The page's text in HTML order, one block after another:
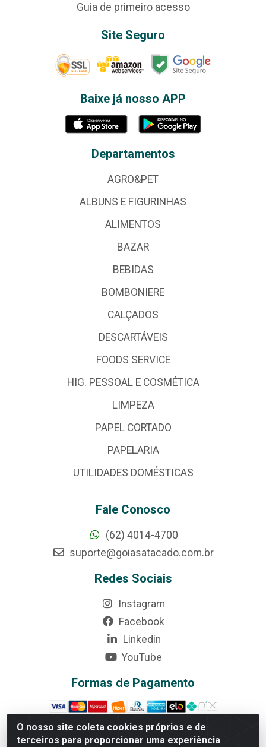
O nosso site coleta cookies próprios e de
terceiros para proporcionar uma experiência
Guia de primeiro acesso
Site Seguro
Baixe já nosso APP
Departamentos
AGRO&PET
ALBUNS E FIGURINHAS
ALIMENTOS
BAZAR
BEBIDAS
BOMBONIERE
CALÇADOS
DESCARTÁVEIS
FOODS SERVICE
HIG. PESSOAL E COSMÉTICA
LIMPEZA
PAPEL CORTADO
PAPELARIA
UTILIDADES DOMÉSTICAS
Fale Conosco
(62) 4014-4700
suporte@goiasatacado.com.br
Redes Sociais
Instagram
Facebook
Linkedin
YouTube
Formas de Pagamento